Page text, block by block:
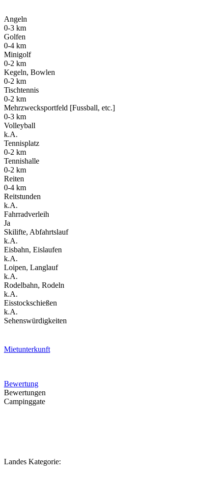
Angeln
0-3 km
Golfen
0-4 km
Minigolf
0-2 km
Kegeln, Bowlen
0-2 km
Tischtennis
0-2 km
Mehrzwecksportfeld [Fussball, etc.]
0-3 km
Volleyball
k.A.
Tennisplatz
0-2 km
Tennishalle
0-2 km
Reiten
0-4 km
Reitstunden
k.A.
Fahrradverleih
Ja
Skilifte, Abfahrtslauf
k.A.
Eisbahn, Eislaufen
k.A.
Loipen, Langlauf
k.A.
Rodelbahn, Rodeln
k.A.
Eisstockschießen
k.A.
Sehenswürdigkeiten
Mietunterkunft
Bewertung
Bewertungen
Campinggate
Landes Kategorie: